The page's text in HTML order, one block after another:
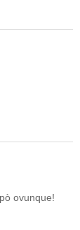
ovunque!